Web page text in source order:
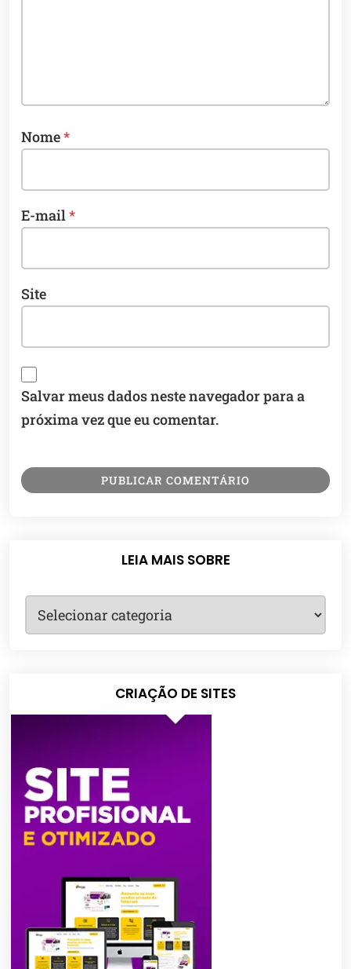
Nome*
E-mail*
Site
Salvar meus dados neste navegador para a
próxima vez que eu comentar.
LEIA MAIS SOBRE
CRIAÇÃO DE SITES